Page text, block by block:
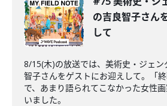
の吉良智子さん
して
8/15(木)の放送では、美術史・ジェン
智子さんをゲストにお迎えして。「
で、あまり語られてこなかった女性
いました。